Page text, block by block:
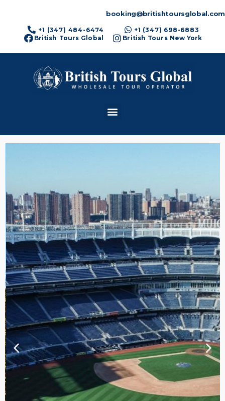
booking@britishtoursglobal.com
+1 (347) 484-6474
+1 (347) 698-6883
British Tours Global
British Tours New York
TOUR DE
CONTRASTES